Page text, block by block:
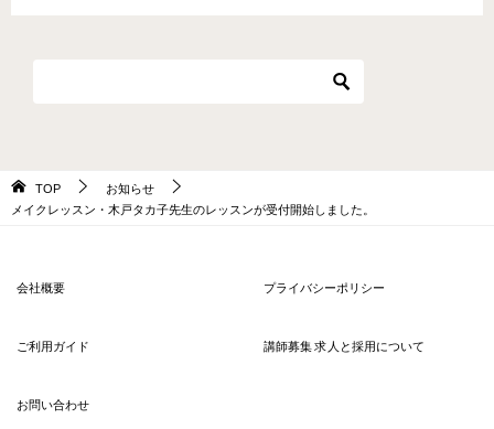
TOP
お知らせ
メイクレッスン・木戸タカ子先生のレッスンが受付開始しました。
会社概要 プライバシーポリシー
ご利用ガイド 講師募集 求人と採用について
お問い合わせ